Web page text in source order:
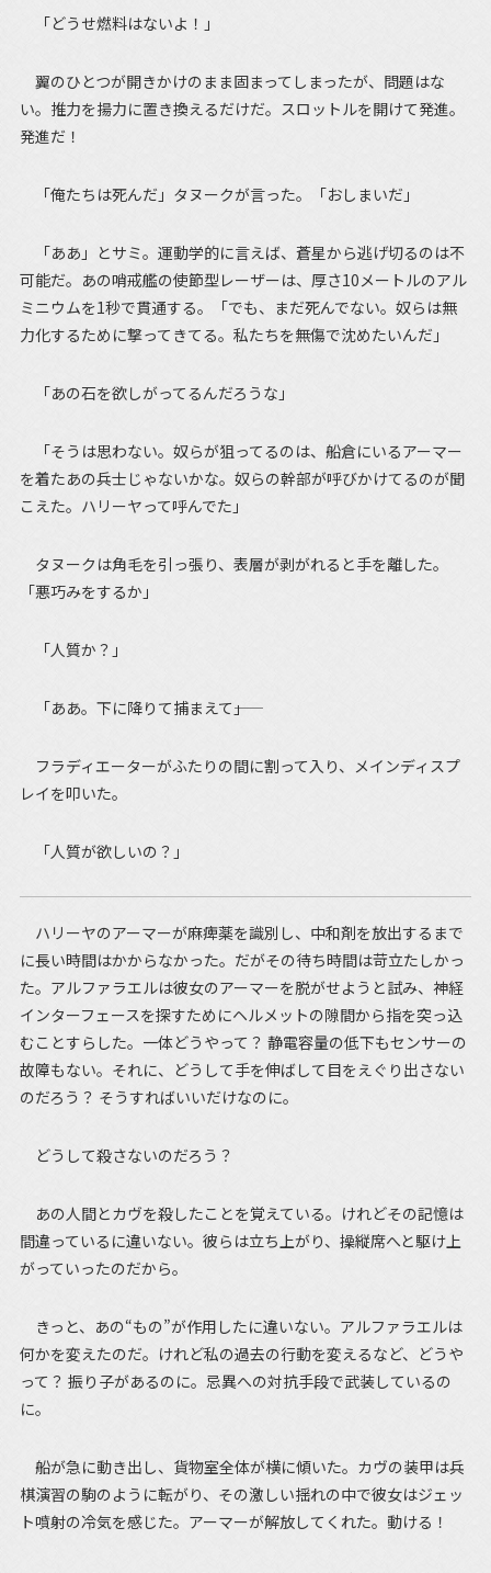
「どうせ燃料はないよ！」
翼のひとつが開きかけのまま固まってしまったが、問題はな
い。推力を揚力に置き換えるだけだ。スロットルを開けて発進。
発進だ！
「俺たちは死んだ」タヌークが言った。「おしまいだ」
「ああ」とサミ。運動学的に言えば、蒼星から逃げ切るのは不
可能だ。あの哨戒艦の使節型レーザーは、厚さ10メートルのアル
ミニウムを1秒で貫通する。「でも、まだ死んでない。奴らは無
力化するために撃ってきてる。私たちを無傷で沈めたいんだ」
「あの石を欲しがってるんだろうな」
「そうは思わない。奴らが狙ってるのは、船倉にいるアーマー
を着たあの兵士じゃないかな。奴らの幹部が呼びかけてるのが聞
こえた。ハリーヤって呼んでた」
タヌークは角毛を引っ張り、表層が剥がれると手を離した。
「悪巧みをするか」
「人質か？」
「ああ。下に降りて捕まえて――」
フラディエーターがふたりの間に割って入り、メインディスプ
レイを叩いた。
「人質が欲しいの？」
ハリーヤのアーマーが麻痺薬を識別し、中和剤を放出するまで
に長い時間はかからなかった。だがその待ち時間は苛立たしかっ
た。アルファラエルは彼女のアーマーを脱がせようと試み、神経
インターフェースを探すためにヘルメットの隙間から指を突っ込
むことすらした。一体どうやって？ 静電容量の低下もセンサーの
故障もない。それに、どうして手を伸ばして目をえぐり出さない
のだろう？ そうすればいいだけなのに。
どうして殺さないのだろう？
あの人間とカヴを殺したことを覚えている。けれどその記憶は
間違っているに違いない。彼らは立ち上がり、操縦席へと駆け上
がっていったのだから。
きっと、あの“もの”が作用したに違いない。アルファラエルは
何かを変えたのだ。けれど私の過去の行動を変えるなど、どうや
って？ 振り子があるのに。忌異への対抗手段で武装しているの
に。
船が急に動き出し、貨物室全体が横に傾いた。カヴの装甲は兵
棋演習の駒のように転がり、その激しい揺れの中で彼女はジェッ
ト噴射の冷気を感じた。アーマーが解放してくれた。動ける！